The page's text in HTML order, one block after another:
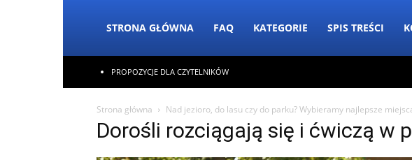
STRONA GŁÓWNA FAQ KATEGORIE SPIS TREŚCI
PROPOZYCJE DLA CZYTELNIKÓW
Strona główna Nad jezioro, do lasu czy do parku? Wybieramy najlepsze
Dorośli rozciągają się i ćwiczą w